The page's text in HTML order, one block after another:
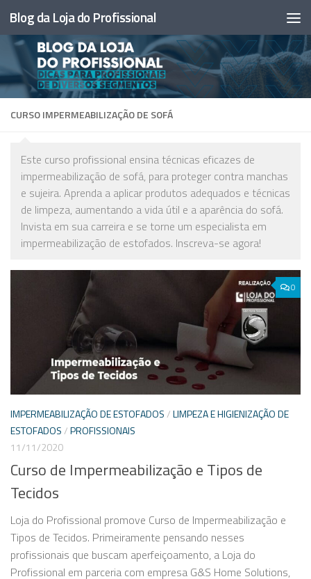
Skip to content
Blog da Loja do Profissional
CURSO IMPERMEABILIZAÇÃO DE SOFÁ
Este curso profissional ensina técnicas eficazes de
impermeabilização de sofá, para proteger contra manchas
e sujeira. Aprenda a aplicar produtos adequados e técnicas
de limpeza, aumentando a vida útil e a aparência do sofá.
Invista em sua carreira e se torne um especialista em
impermeabilização de estofados. Inscreva-se agora!
0
IMPERMEABILIZAÇÃO DE ESTOFADOS/LIMPEZA E HIGIENIZAÇÃO DE
ESTOFADOS/PROFISSIONAIS
11/11/2020
Curso de Impermeabilização e Tipos de
Tecidos
Loja do Profissional promove Curso de Impermeabilização e
Tipos de Tecidos. Primeiramente pensando nesses
profissionais que buscam aperfeiçoamento, a Loja do
Profissional em parceria com empresa G&S Home Solutions,